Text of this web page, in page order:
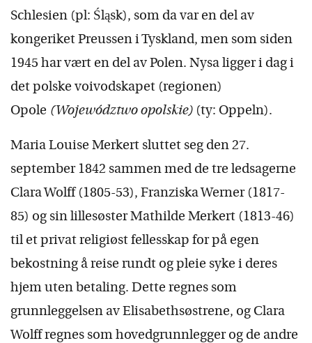
Schlesien (pl: Śląsk), som da var en del av
kongeriket Preussen i Tyskland, men som siden
1945 har vært en del av Polen. Nysa ligger i dag i
det polske voivodskapet (regionen)
Opole (Województwo opolskie) (ty: Oppeln).
Maria Louise Merkert sluttet seg den 27.
september 1842 sammen med de tre ledsagerne
Clara Wolff (1805-53), Franziska Werner (1817-
85) og sin lillesøster Mathilde Merkert (1813-46)
til et privat religiøst fellesskap for på egen
bekostning å reise rundt og pleie syke i deres
hjem uten betaling. Dette regnes som
grunnleggelsen av Elisabethsøstrene, og Clara
Wolff regnes som hovedgrunnlegger og de andre